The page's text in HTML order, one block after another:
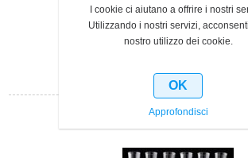
SKU: GP4640/6AZZU
I cookie ci aiutano a offrire i nostri
Utilizzando i nostri servizi,
nostro utilizzo dei cookie.
OK
Approfondisci